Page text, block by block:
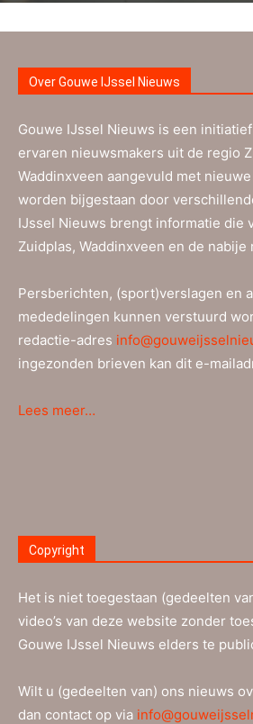
Over Gouwe IJssel Nieuws
Gouwe IJssel Nieuws is een
ervaren nieuwsmakers uit de regio
Waddinxveen aangevuld met
worden bijgestaan door
IJssel Nieuws brengt informatie die
Zuidplas, Waddinxveen en de
Persberichten, (sport)verslagen en
mededelingen kunnen verstuurd
redactie-adres
ingezonden brieven kan dit e-
Lees meer…
Copyright
Het is niet toegestaan (gedeelten
video’s van deze website zonder
Gouwe IJssel Nieuws elders te
Wilt u (gedeelten van) ons nieuws
dan contact op via